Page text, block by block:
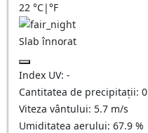
22 °C|°F
Slab înnorat
Index UV: -
Cantitatea de precipitații: 0
Viteza vântului: 5.7 m/s
Umiditatea aerului: 67.9 %